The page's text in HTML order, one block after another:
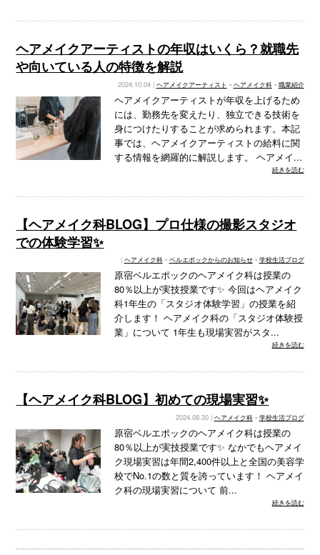
ヘアメイクアーティストの年収はいくら？就職先
や向いている人の特徴を解説
2024.10.04 | ヘアメイクアーティスト • ヘアメイク科• 職業紹介
ヘアメイクアーティストが年収を上げるため
には、勤務先を変えたり、独立できる技術を
身につけたりすることが求められます。本記
事では、ヘアメイクアーティストの給料に関
する情報を網羅的に解説します。 ヘアメイ...
続きを読む
【ヘアメイク科BLOG】プロ仕様の撮影スタジオ
での体験学習✨
| ヘアメイク科• ベルエポックからのお知らせ• 学校生活ブログ
原宿ベルエポックのヘアメイク科は授業の
80％以上が実技授業です✨ 今回はヘアメイク
科1年生の「スタジオ体験学習」の授業を紹
介します！ ヘアメイク科の「スタジオ体験授
業」について 1年生も現場実習がスタ...
続きを読む
【ヘアメイク科BLOG】初めての現場実習✨
2024.08.30 | ヘアメイク科• 学校生活ブログ
原宿ベルエポックのヘアメイク科は授業の
80％以上が実技授業です✨ なかでもヘアメイ
ク現場実習は年間2,400件以上と全国の美容学
校でNo.1の数と質を誇っています！ ヘアメイ
ク科の現場実習について 前...
続きを読む